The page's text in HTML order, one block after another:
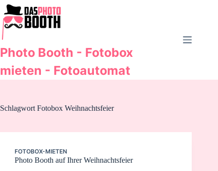
Zum
Inhalt
springen
Photo Booth - Fotobox
mieten - Fotoautomat
Schlagwort Fotobox Weihnachtsfeier
FOTOBOX-MIETEN
Photo Booth auf Ihrer Weihnachtsfeier